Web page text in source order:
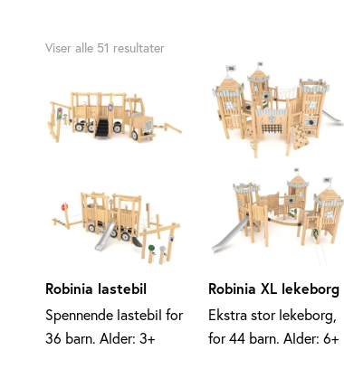
Viser alle 51 resultaterSortert
Robinia lastebil
Spennende lastebil for
36 barn. Alder: 3+
Robinia XL lekeborg
Ekstra stor lekeborg,
for 44 barn. Alder: 6+